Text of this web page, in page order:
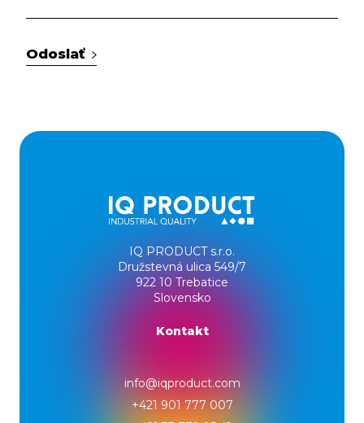
Odoslať
IQ PRODUCT s.r.o.
Družstevná ulica 549/7
922 10 Trebatice
Slovensko
Kontakt
info@iqproduct.com
+421 901 777 007